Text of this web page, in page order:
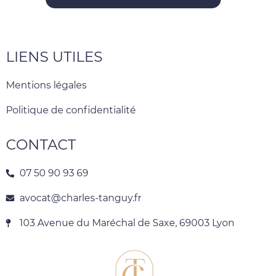
LIENS UTILES
Mentions légales
Politique de confidentialité
CONTACT
07 50 90 93 69
avocat@charles-tanguy.fr
103 Avenue du Maréchal de Saxe, 69003 Lyon